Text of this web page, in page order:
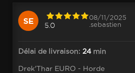
SE 5.0
08/11/2025
.sebastien
Délai de livraison: 24min
Drek'Thar EURO - Horde